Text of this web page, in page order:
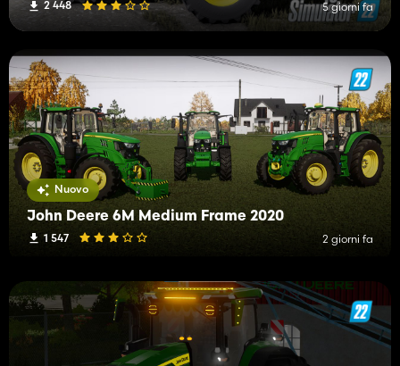
2 448 5 giorni fa
Nuovo
John Deere 6M Medium Frame 2020
1 547 2 giorni fa